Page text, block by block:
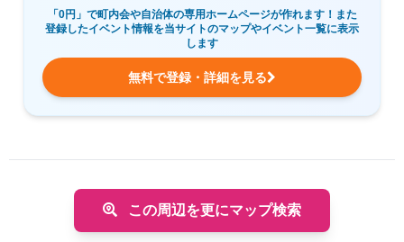
「0円」で町内会や自治体の専用ホームページが作れます！また
登録したイベント情報を当サイトのマップやイベント一覧に表示
します
無料で登録・詳細を見る
この周辺を更にマップ検索